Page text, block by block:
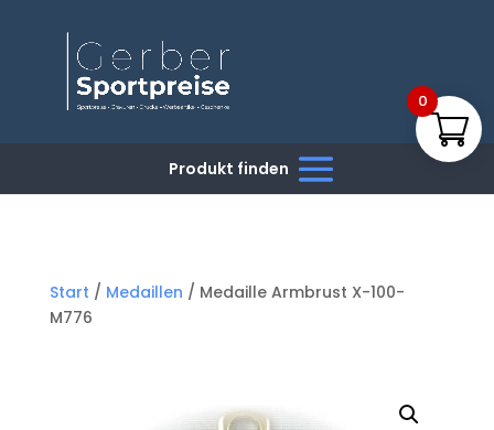
Start / Medaillen / Medaille Armbrust X-100-
M776
0